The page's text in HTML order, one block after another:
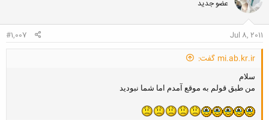
ه
ا
عضو جدید
Jul 8, 2011
#1,007
mi.ab.kr.ir گفت:
سلام
من طبق قولم به موقع آمدم اما شما نبوديد